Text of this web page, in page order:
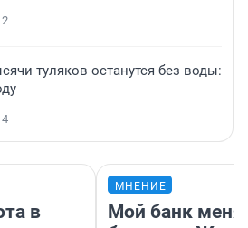
2
туляков останутся без воды:
4
в
МНЕНИЕ
Мой банк меня